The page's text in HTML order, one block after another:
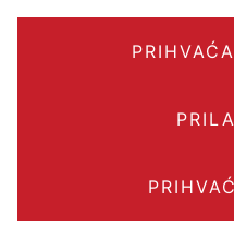
Koje podatke
artikl?
Može li jedan